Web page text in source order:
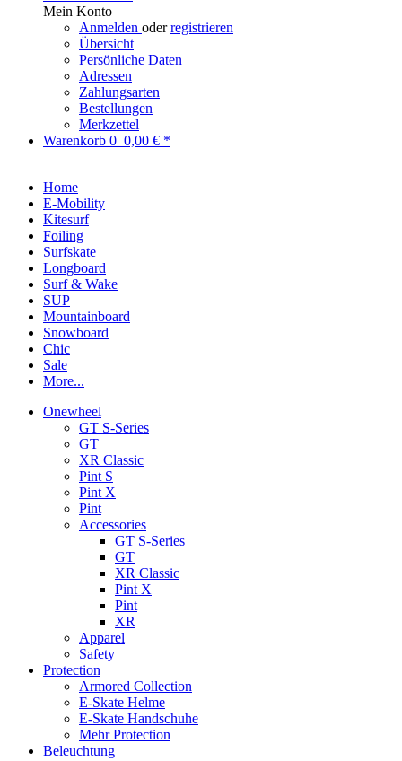
Mein Konto
Anmelden oderregistrieren
Übersicht
Persönliche Daten
Adressen
Zahlungsarten
Bestellungen
Merkzettel
Warenkorb 0 0,00 € *
Home
E-Mobility
Kitesurf
Foiling
Surfskate
Longboard
Surf & Wake
SUP
Mountainboard
Snowboard
Chic
Sale
More...
Onewheel
GT S-Series
GT
XR Classic
Pint S
Pint X
Pint
Accessories
GT S-Series
GT
XR Classic
Pint X
Pint
XR
Apparel
Safety
Protection
Armored Collection
E-Skate Helme
E-Skate Handschuhe
Mehr Protection
Beleuchtung